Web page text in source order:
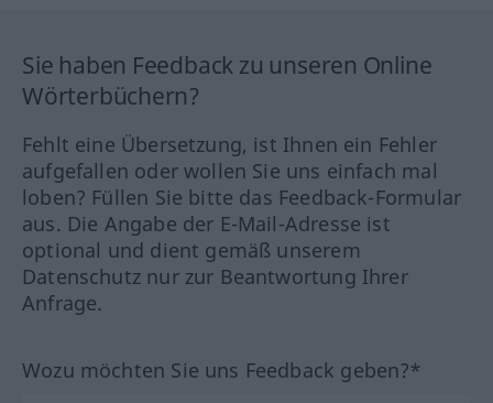
Sie haben Feedback zu unseren Online
Wörterbüchern?
Fehlt eine Übersetzung, ist Ihnen ein Fehler
aufgefallen oder wollen Sie uns einfach mal
loben? Füllen Sie bitte das Feedback-Formular
aus. Die Angabe der E-Mail-Adresse ist
optional und dient gemäß unserem
Datenschutz nur zur Beantwortung Ihrer
Anfrage.
Wozu möchten Sie uns Feedback geben?*